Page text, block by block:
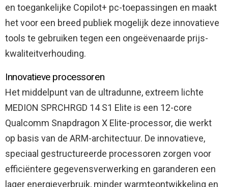
en toegankelijke Copilot+ pc-toepassingen en maakt
het voor een breed publiek mogelijk deze innovatieve
tools te gebruiken tegen een ongeëvenaarde prijs-
kwaliteitverhouding.
Innovatieve processoren
Het middelpunt van de ultradunne, extreem lichte
MEDION SPRCHRGD 14 S1 Elite is een 12-core
Qualcomm Snapdragon X Elite-processor, die werkt
op basis van de ARM-architectuur. De innovatieve,
speciaal gestructureerde processoren zorgen voor
efficiëntere gegevensverwerking en garanderen een
lager energieverbruik, minder warmteontwikkeling en